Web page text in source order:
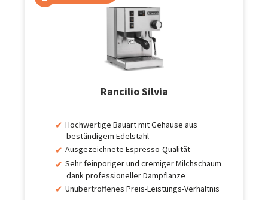
Rancilio Silvia
Hochwertige Bauart mit Gehäuse aus
beständigem Edelstahl
Ausgezeichnete Espresso-Qualität
Sehr feinporiger und cremiger Milchschaum
dank professioneller Dampflanze
Unübertroffenes Preis-Leistungs-Verhältnis